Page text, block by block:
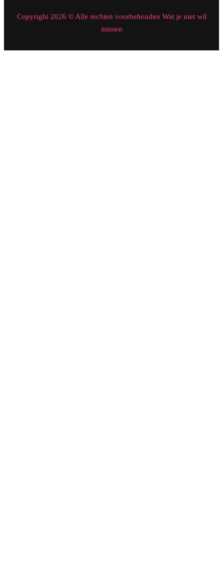
Copyright 2026 © Alle rechten voorbehouden Wat je niet wil
missen